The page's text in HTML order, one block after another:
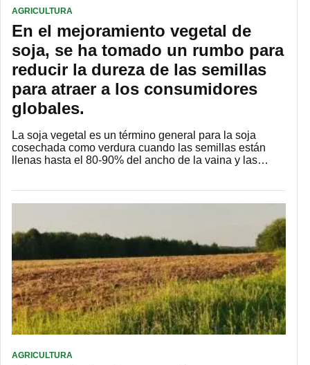
AGRICULTURA
En el mejoramiento vegetal de
soja, se ha tomado un rumbo para
reducir la dureza de las semillas
para atraer a los consumidores
globales.
La soja vegetal es un término general para la soja
cosechada como verdura cuando las semillas están
llenas hasta el 80-90% del ancho de la vaina y las…
AGRICULTURA